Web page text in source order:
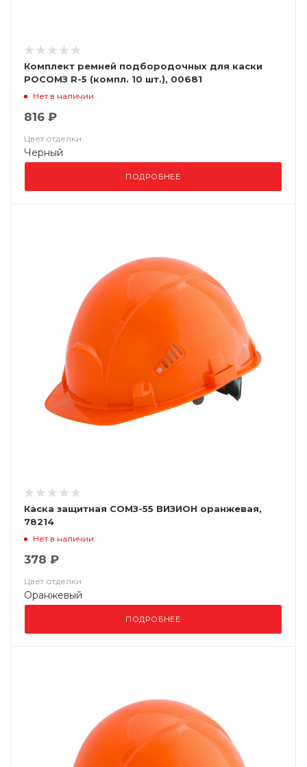
Комплект ремней подбородочных для каски
РОСОМЗ R-5 (компл. 10 шт.), 00681
Нет в наличии
816 ₽
Цвет отделки
Черный
ПОДРОБНЕЕ
Каска защитная СОМЗ-55 ВИЗИОН оранжевая,
78214
Нет в наличии
378 ₽
Цвет отделки
Оранжевый
ПОДРОБНЕЕ